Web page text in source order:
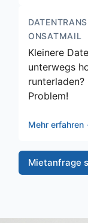
ONSATMAIL
Kleinere
unterwegs
runterladen?
Problem!
Mehr erfahren
Mietanfrage